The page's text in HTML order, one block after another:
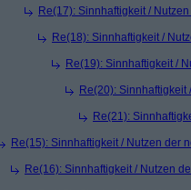
Re(17): Sinnhaftigkeit /
Re(18): Sinnhaftigkeit /
Re(19): Sinnhaftigkeit /
Re(20): Sinnhaftigkeit
Re(21):
Re(15): Sinnhaftigkeit / Nutzen der
Re(16): Sinnhaftigkeit / Nutzen